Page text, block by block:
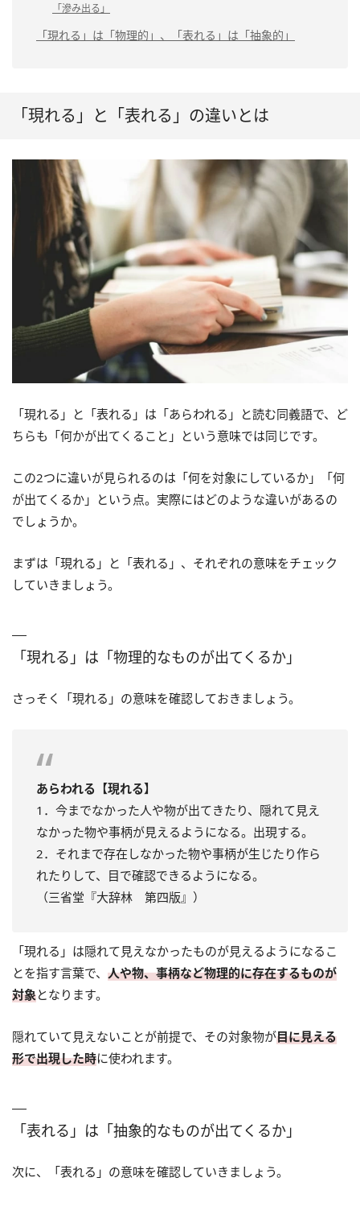
「滲み出る」
「現れる」は「物理的」、「表れる」は「抽象的」
「現れる」と「表れる」の違いとは
「現れる」と「表れる」は「あらわれる」と読む同義語で、ど
ちらも「何かが出てくること」という意味では同じです。
この2つに違いが見られるのは「何を対象にしているか」「何
が出てくるか」という点。実際にはどのような違いがあるの
でしょうか。
まずは「現れる」と「表れる」、それぞれの意味をチェック
していきましょう。
「現れる」は「物理的なものが出てくるか」
さっそく「現れる」の意味を確認しておきましょう。
あらわれる【現れる】
1．今までなかった人や物が出てきたり、隠れて見え
なかった物や事柄が見えるようになる。出現する。
2．それまで存在しなかった物や事柄が生じたり作ら
れたりして、目で確認できるようになる。
（三省堂『大辞林 第四版』）
「現れる」は隠れて見えなかったものが見えるようになるこ
とを指す言葉で、 人や物、事柄など物理的に存在するものが
対象となります。
隠れていて見えないことが前提で、その対象物が目に見える
形で出現した時に使われます。
「表れる」は「抽象的なものが出てくるか」
次に、「表れる」の意味を確認していきましょう。